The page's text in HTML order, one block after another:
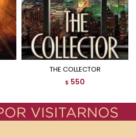
THE COLLECTOR
$ 550